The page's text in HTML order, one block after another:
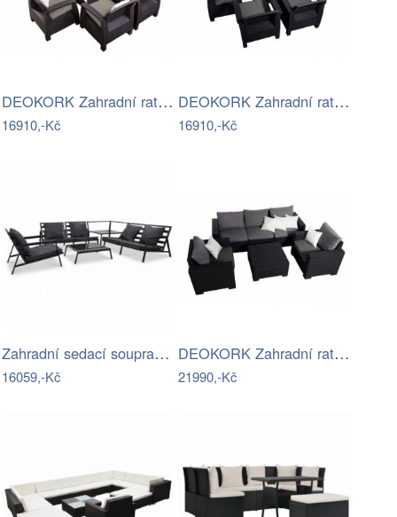
DEOKORK Zahradní ratanová sestava…
16910,-Kč
DEOKORK Zahradní ratanová sestava…
16910,-Kč
Zahradní sedací souprava 5ks černá /…
16059,-Kč
DEOKORK Zahradní ratanová sestava…
21990,-Kč